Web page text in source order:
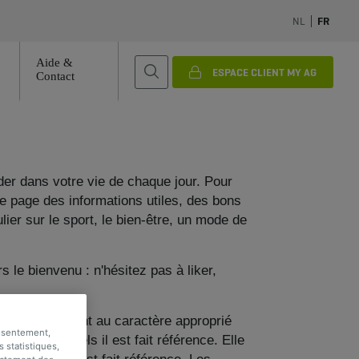
NL FR
Aide &
Contact
ESPACE CLIENT MY AG
dans votre vie de chaque jour. Pour
page des informations utiles, des bons
sur le sport, le bien-être, un mode de
le bienvenu : n'hésitez pas à liker,
ou quant au caractère approprié
sites auxquels il est fait référence. Elle
statistiques,